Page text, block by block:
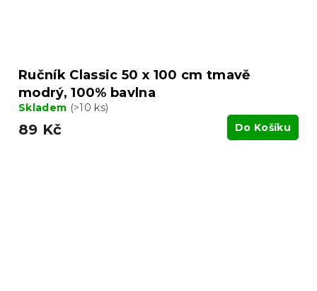
Ručník Classic 50 x 100 cm tmavě
modrý, 100% bavlna
Skladem (>10 ks)
89 Kč Do Košíku